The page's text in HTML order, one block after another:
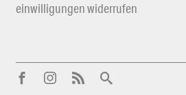
einwilligungen widerrufen